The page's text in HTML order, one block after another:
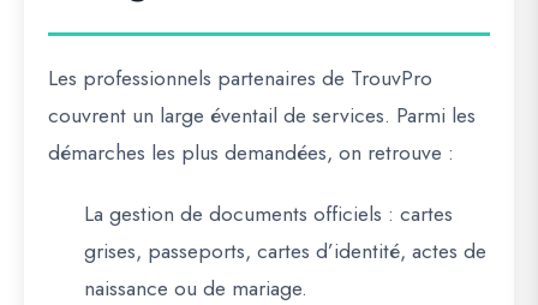
Les professionnels partenaires de TrouvPro
couvrent un large éventail de services. Parmi les
démarches les plus demandées, on retrouve :
La gestion de documents officiels : cartes
grises, passeports, cartes d’identité, actes de
naissance ou de mariage.